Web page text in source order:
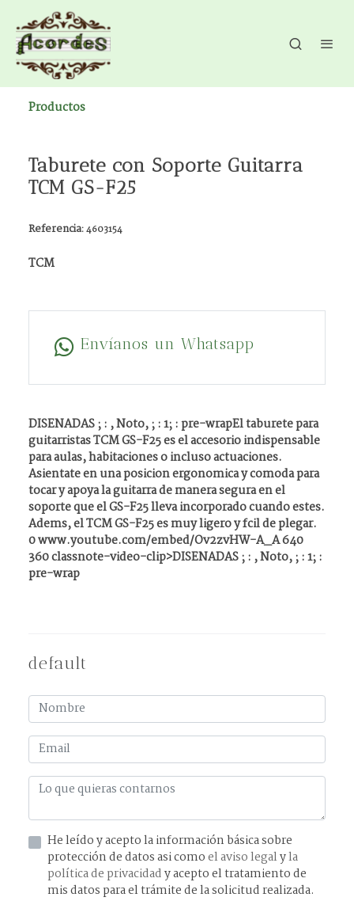
Productos
Taburete con Soporte Guitarra
TCM GS-F25
Referencia:4603154
TCM
Envíanos un Whatsapp
DISENADAS ; : , Noto, ; : 1; : pre-wrapEl taburete para
guitarristas TCM GS-F25 es el accesorio indispensable
para aulas, habitaciones o incluso actuaciones.
Asientate en una posicion ergonomica y comoda para
tocar y apoya la guitarra de manera segura en el
soporte que el GS-F25 lleva incorporado cuando estes.
Adems, el TCM GS-F25 es muy ligero y fcil de plegar.
0 www.youtube.com/embed/Ov2zvHW-A_A 640
360 classnote-video-clip>DISENADAS ; : , Noto, ; : 1; :
pre-wrap
default
He leído y acepto la información básica sobre
protección de datos asi comoel aviso legalyla
política de privacidady acepto el tratamiento de
mis datos para el trámite de la solicitud realizada.